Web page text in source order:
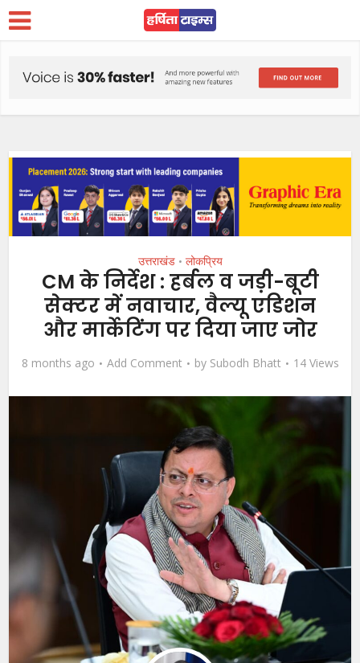
उत्तराखंड • लोकप्रिय
CM के निर्देश : हर्बल व जड़ी-बूटी
सेक्टर में नवाचार, वैल्यू एडिशन
और मार्केटिंग पर दिया जाए जोर
8 months ago Add Comment by Subodh Bhatt 14 Views